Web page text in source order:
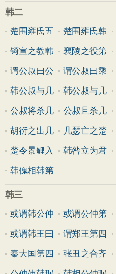
韩二
楚围雍氏五
楚围雍氏韩
锜宣之教韩 襄陵之役第
谓公叔曰公 谓公叔曰乘
韩公叔与几 韩公叔与几
公叔将杀几 公叔且杀几
胡衍之出几 几瑟亡之楚
楚令景鲤入 韩咎立为君
韩傀相韩第
韩三
或谓韩公仲
或谓公仲第
或谓韩王曰 谓郑王第四
秦大国第四 张丑之合齐